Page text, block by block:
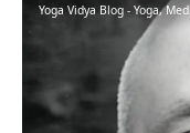
Yoga Vidya Blog - Yoga,